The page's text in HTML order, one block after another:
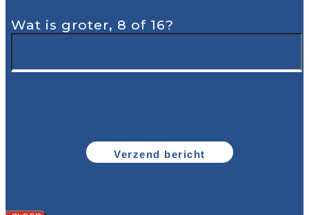
Wat is groter, 8 of 16?